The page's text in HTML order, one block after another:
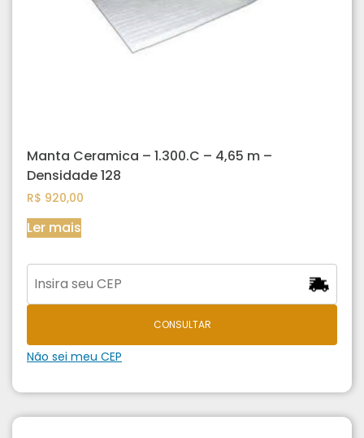
Manta Ceramica – 1.300.C – 4,65 m –
Densidade 128
R$ 920,00
Ler mais
CONSULTAR
Não sei meu CEP